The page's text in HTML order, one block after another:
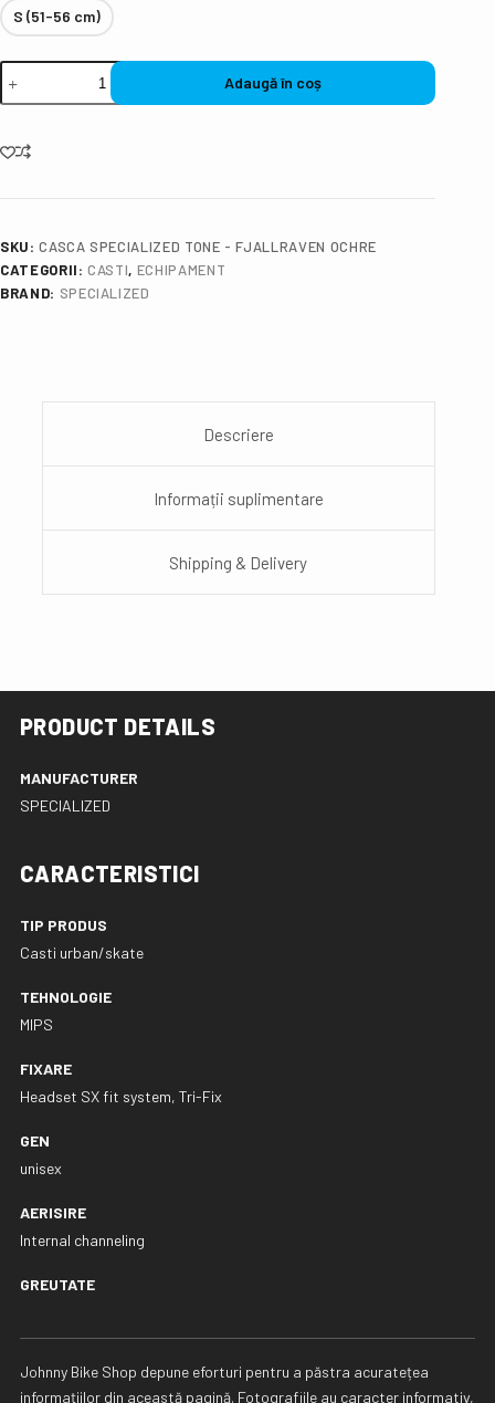
S (51-56 cm)
Adaugă în coș
SKU:CASCA SPECIALIZED TONE - FJALLRAVEN OCHRE
CATEGORII:CASTI, ECHIPAMENT
BRAND: SPECIALIZED
Descriere
Informații suplimentare
Shipping & Delivery
PRODUCT DETAILS
MANUFACTURER
SPECIALIZED
CARACTERISTICI
TIP PRODUS
Casti urban/skate
TEHNOLOGIE
MIPS
FIXARE
Headset SX fit system, Tri-Fix
GEN
unisex
AERISIRE
Internal channeling
GREUTATE
Johnny Bike Shop depune eforturi pentru a păstra acuratețea
informațiilor din această pagină. Fotografiile au caracter informativ,